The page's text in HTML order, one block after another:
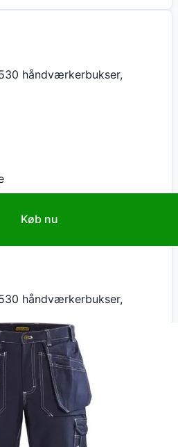
håndværkerbukser,
Køb nu
håndværkerbukser,
2-4 dage
Gå til butik